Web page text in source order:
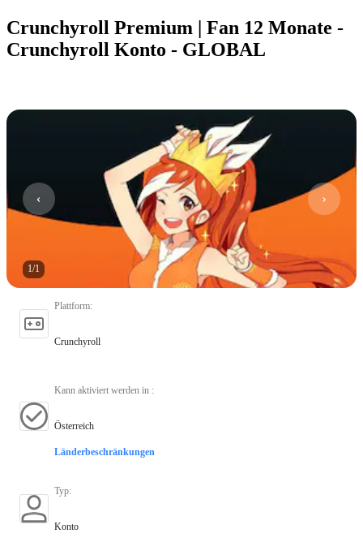
Crunchyroll Premium | Fan 12 Monate -
Crunchyroll Konto - GLOBAL
1/1
Plattform:
Crunchyroll
Kann aktiviert werden in :
Österreich
Länderbeschränkungen
Typ:
Konto